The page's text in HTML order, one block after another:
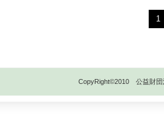
1
CopyRight©2010 公益財団